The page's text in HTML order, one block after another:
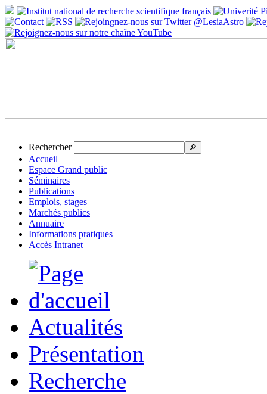
Rechercher 🔎
Accueil
Espace Grand public
Séminaires
Publications
Emplois, stages
Marchés publics
Annuaire
Informations pratiques
Accès Intranet
Actualités
Présentation
Recherche